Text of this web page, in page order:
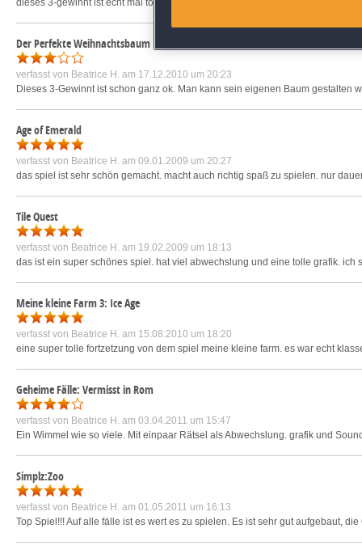
dieses 3-gewinnt ist echt mal top gemacht. es hat mich echt gefesselt. die
Der Perfekte Weihnachtsbaum
verfasst von Beatrice H. am 17.12.2010 um 20:23
Dieses 3-Gewinnt ist schon ganz ok. Man kann sein eigenen Baum gestalten
Age of Emerald
verfasst von Beatrice H. am 09.01.2009 um 20:27
das spiel ist sehr schön gemacht. macht auch richtig spaß zu spielen. nur
Tile Quest
verfasst von Beatrice H. am 19.02.2009 um 18:13
das ist ein super schönes spiel. hat viel abwechslung und eine tolle grafik.
Meine kleine Farm 3: Ice Age
verfasst von Beatrice H. am 15.08.2010 um 18:20
eine super tolle fortzetzung von dem spiel meine kleine farm. es war echt
Geheime Fälle: Vermisst in Rom
verfasst von Beatrice H. am 03.04.2011 um 15:47
Ein Wimmel wie so viele. Mit einpaar Rätsel als Abwechslung. grafik und
Simplz:Zoo
verfasst von Beatrice H. am 01.05.2011 um 16:13
Top Spiel!!! Auf alle fälle ist es wert es zu spielen. Es ist sehr gut aufgebaut,
Save and communicate